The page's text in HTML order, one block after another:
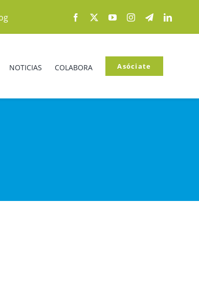
NOTICIAS COLABORA Asóciate